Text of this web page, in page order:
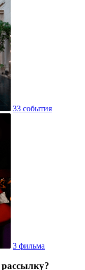
33 события
3 фильма